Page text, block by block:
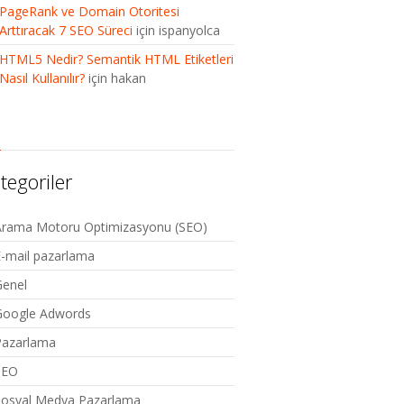
ve Domain Otoritesi
7 SEO Süreci için ispanyolca
Nedir? Semantik HTML Etiketleri
Kullanılır?için hakan
Motoru Optimizasyonu (SEO)
mail pazarlama
Adwords
Medya Pazarlama